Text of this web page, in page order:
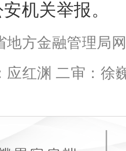
机关举报。
地方金融管理局
应红渊 二审：徐